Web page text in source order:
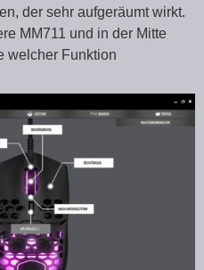
der sehr aufgeräumt wirkt.
MM711 und in der Mitte
welcher Funktion